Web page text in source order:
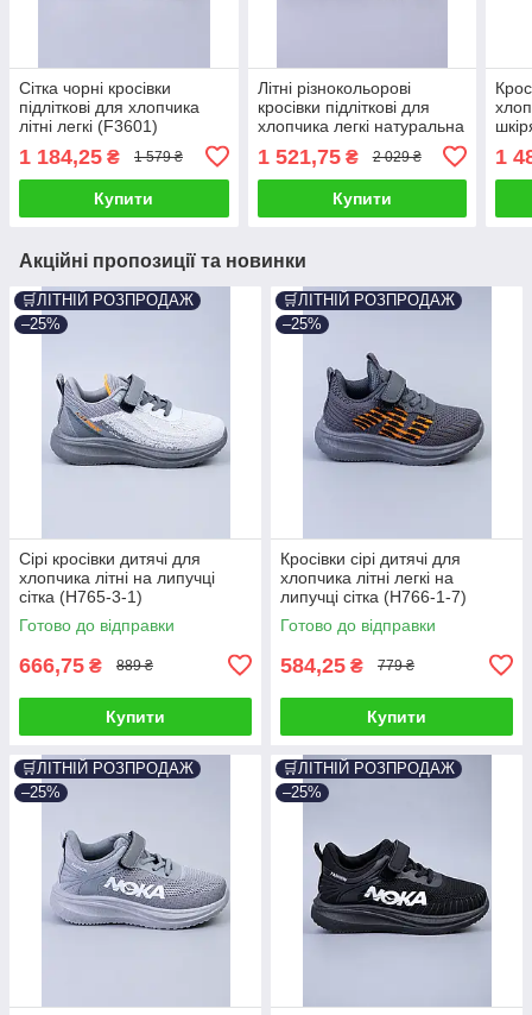
Сітка чорні кросівки
підліткові для хлопчика
літні легкі (F3601)
1 184,25 ₴ 1 579 ₴
Купити
Літні різнокольорові
кросівки підліткові для
хлопчика легкі натуральна
1 521,75₴ 2 029 ₴
Купити
1
Акційні пропозиції та новинки
🛒ЛІТНІЙ РОЗПРОДАЖ
–25%
Сірі кросівки дитячі для
хлопчика літні на липучці
сітка (H765-3-1)
Готово до відправки
666,75 ₴ 889 ₴
Купити
🛒ЛІТНІЙ РОЗПРОДАЖ
–25%
Кросівки сірі дитячі для
хлопчика літні легкі на
липучці сітка (H766-1-7)
Готово до відправки
584,25 ₴ 779 ₴
Купити
🛒ЛІТНІЙ РОЗПРОДАЖ
–25%
🛒ЛІТНІЙ РОЗПРОДАЖ
–25%